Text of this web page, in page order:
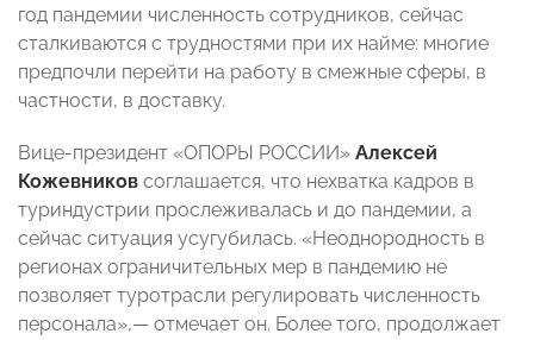
год пандемии численность сотрудников, сейчас
сталкиваются с трудностями при их найме: многие
предпочли перейти на работу в смежные сферы, в
частности, в доставку.
Вице-президент «ОПОРЫ РОССИИ» Алексей
Кожевников соглашается, что нехватка кадров в
туриндустрии прослеживалась и до пандемии, а
сейчас ситуация усугубилась. «Неоднородность в
регионах ограничительных мер в пандемию не
позволяет туротрасли регулировать численность
персонала»,— отмечает он. Более того, продолжает